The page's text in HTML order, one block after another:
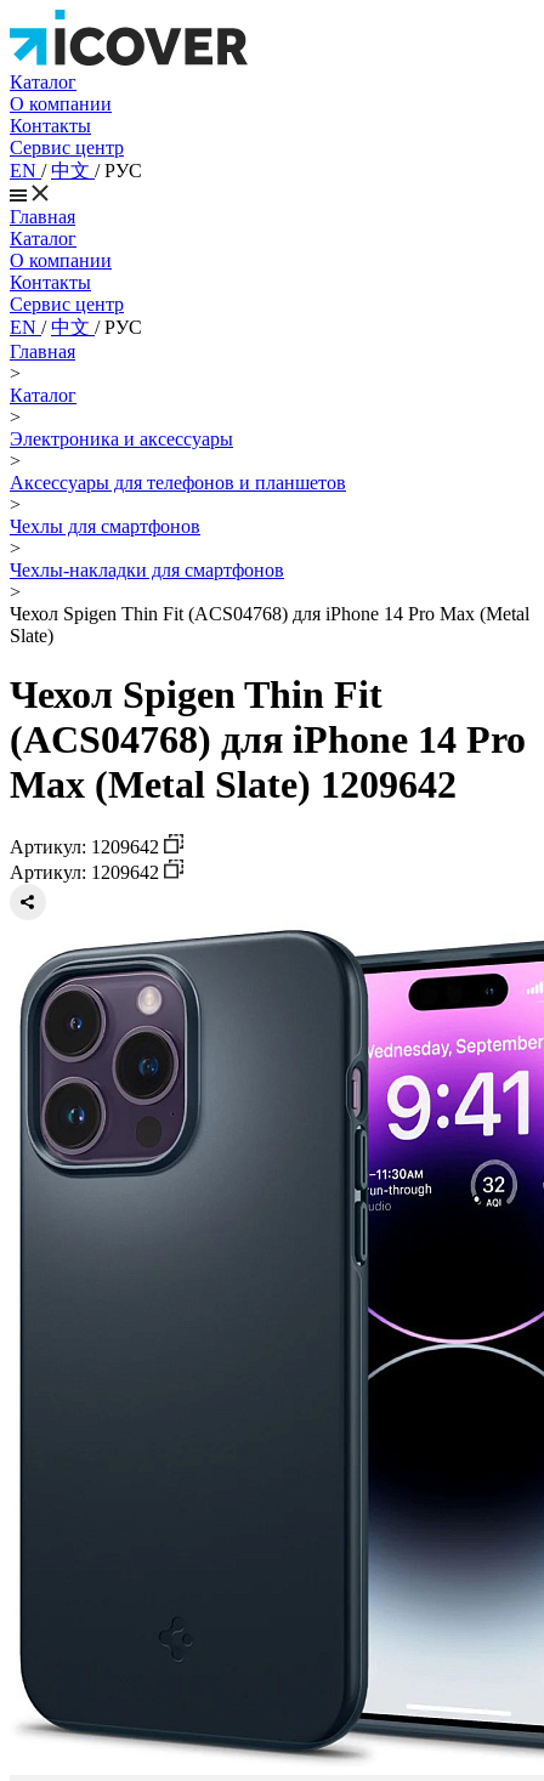
Каталог
О компании
Контакты
Сервис центр
EN /中文 /РУС
Главная
Каталог
О компании
Контакты
Сервис центр
EN /中文 /РУС
Главная
>
Каталог
>
Электроника и аксессуары
>
Аксессуары для телефонов и планшетов
>
Чехлы для смартфонов
>
Чехлы-накладки для смартфонов
>
Чехол Spigen Thin Fit (ACS04768) для iPhone 14 Pro Max (Metal
Slate)
Чехол Spigen Thin Fit
(ACS04768) для iPhone 14 Pro
Max (Metal Slate) 1209642
Артикул: 1209642
Артикул: 1209642